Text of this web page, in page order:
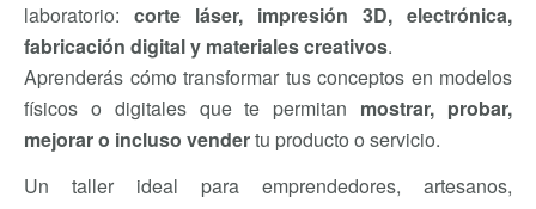
laboratorio: corte láser, impresión 3D, electrónica,
fabricación digital y materiales creativos.
Aprenderás cómo transformar tus conceptos en modelos
físicos o digitales que te permitan mostrar, probar,
mejorar o incluso vendertu producto o servicio.
Un taller ideal para emprendedores, artesanos,